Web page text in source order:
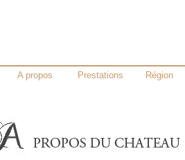
A propos Prestations Région